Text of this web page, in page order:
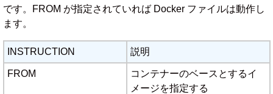
です。FROM が指定されていれば Docker ファイルは動作し
ます。
INSTRUCTION 説明
FROM
コンテナーのベースとするイ
メージを指定する